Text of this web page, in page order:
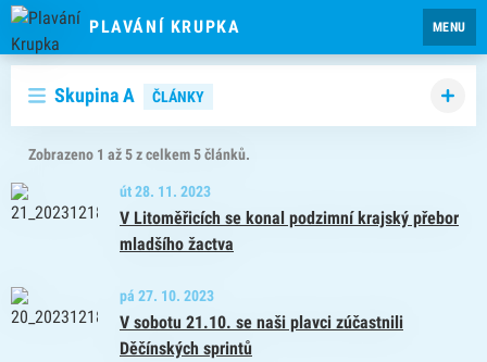
PLAVÁNÍ KRUPKA MENU
Skupina A ČLÁNKY
Zobrazeno 1 až 5 z celkem 5 článků.
út 28. 11. 2023
V Litoměřicích se konal podzimní krajský přebor
mladšího žactva
pá 27. 10. 2023
V sobotu 21.10. se naši plavci zúčastnili
Děčínských sprintů